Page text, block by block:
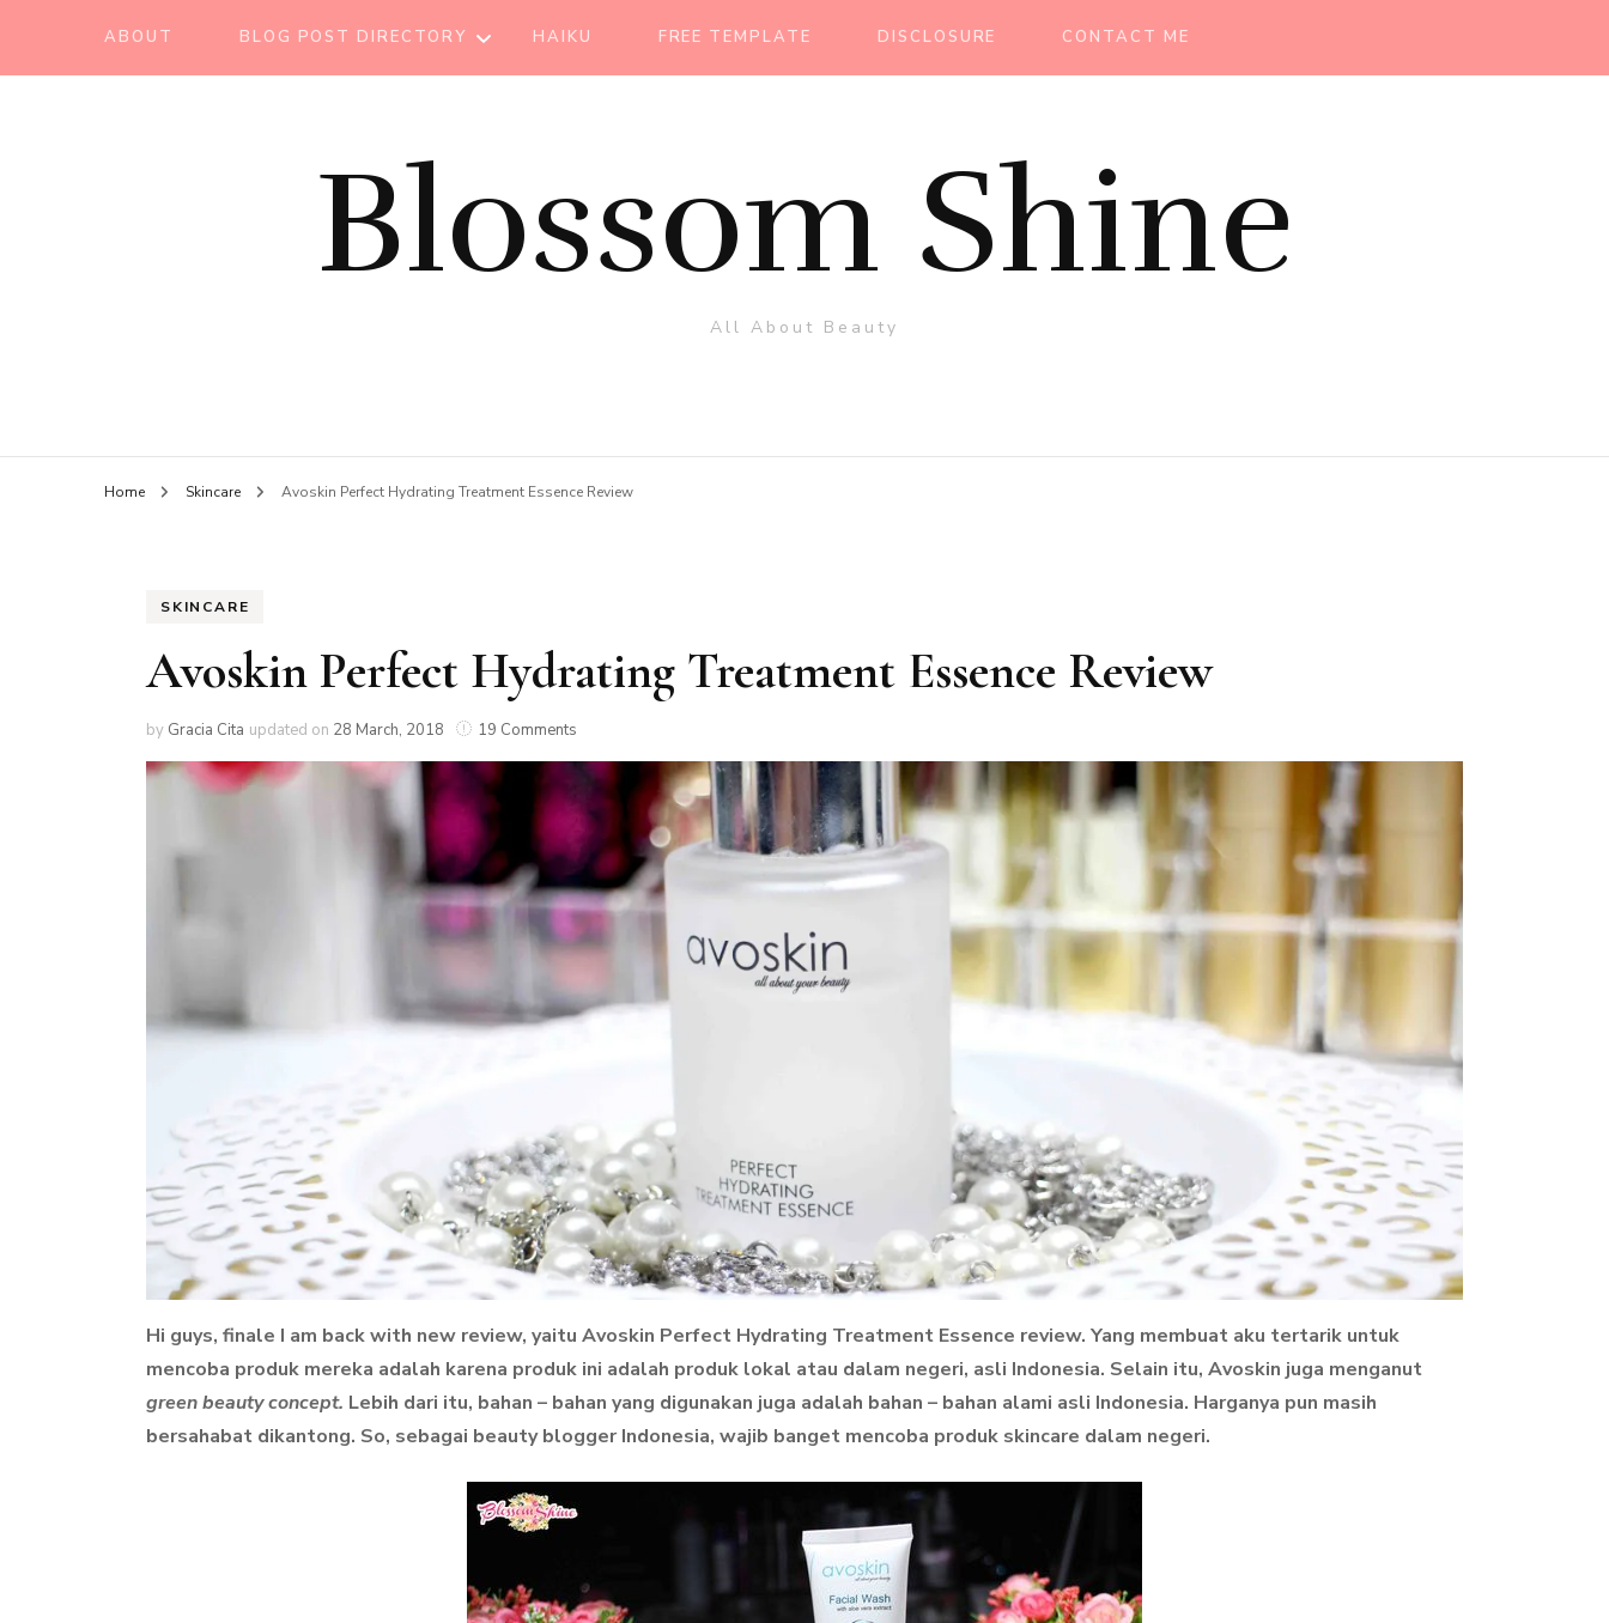
ABOUT BLOG POST DIRECTORY
BEAUTY
ESSENTIAL OIL
TOOLS
NAIL
PERFUME
HAIKU FREE TEMPLATE DISCLOSURE CONTACT ME
Blossom Shine
All About Beauty
Home Skincare Avoskin Perfect Hydrating Treatment Essence Review
SKINCARE
Avoskin Perfect Hydrating Treatment Essence Review
by Gracia Cita updated on 28 March, 2018 19 Comments
Hi guys, finale I am back with new review, yaitu Avoskin Perfect Hydrating Treatment Essence review. Yang membuat aku tertarik untuk
mencoba produk mereka adalah karena produk ini adalah produk lokal atau dalam negeri, asli Indonesia. Selain itu, Avoskin juga menganut
green beauty concept. Lebih dari itu, bahan – bahan yang digunakan juga adalah bahan – bahan alami asli Indonesia. Harganya pun masih
bersahabat dikantong. So, sebagai beauty blogger Indonesia, wajib banget mencoba produk skincare dalam negeri.